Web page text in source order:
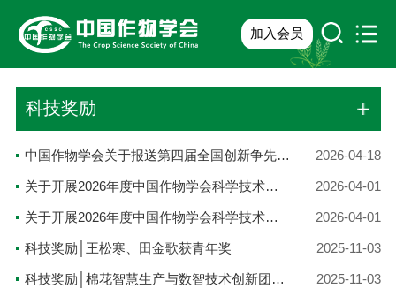
加入会员
科技奖励
中国作物学会关于报送第四届全国创新争先奖推荐对象的公示 2026-04-18
关于开展2026年度中国作物学会科学技术成就奖——国际贡献奖提名工作的通知 2026-04-01
关于开展2026年度中国作物学会科学技术成就奖——杰出成就奖推荐工作的通知 2026-04-01
科技奖励│王松寒、田金歌获青年奖 2025-11-03
科技奖励│棉花智慧生产与数智技术创新团队获创新团队奖 2025-11-03